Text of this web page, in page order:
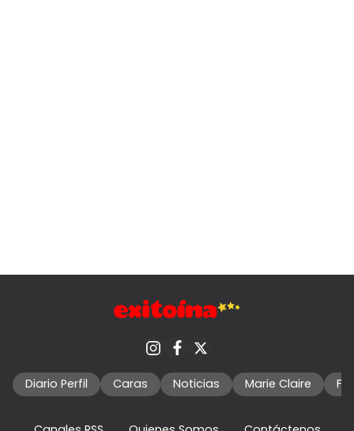
Diario Perfil Caras Noticias Marie Claire